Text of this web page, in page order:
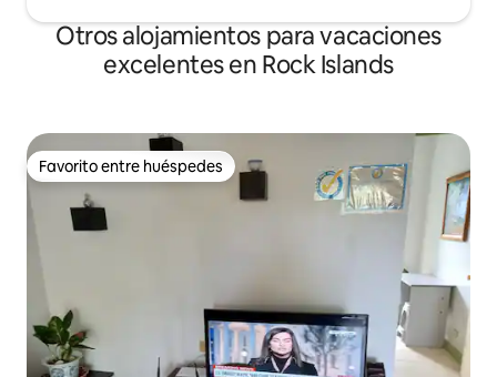
Otros alojamientos para vacaciones
excelentes en Rock Islands
Favorito entre huéspedes
Favorito entre huéspedes